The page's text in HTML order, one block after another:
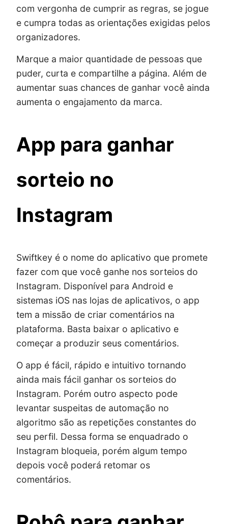
com vergonha de cumprir as regras, se jogue
e cumpra todas as orientações exigidas pelos
organizadores.
Marque a maior quantidade de pessoas que
puder, curta e compartilhe a página. Além de
aumentar suas chances de ganhar você ainda
aumenta o engajamento da marca.
App para ganhar
sorteio no
Instagram
Swiftkey é o nome do aplicativo que promete
fazer com que você ganhe nos sorteios do
Instagram. Disponível para Android e
sistemas iOS nas lojas de aplicativos, o app
tem a missão de criar comentários na
plataforma. Basta baixar o aplicativo e
começar a produzir seus comentários.
O app é fácil, rápido e intuitivo tornando
ainda mais fácil ganhar os sorteios do
Instagram. Porém outro aspecto pode
levantar suspeitas de automação no
algoritmo são as repetições constantes do
seu perfil. Dessa forma se enquadrado o
Instagram bloqueia, porém algum tempo
depois você poderá retomar os
comentários.